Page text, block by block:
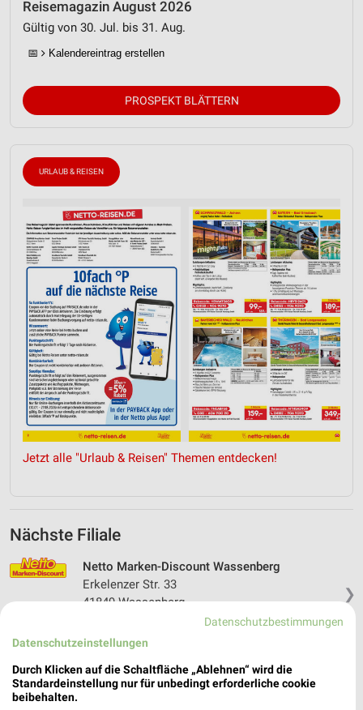
Reisemagazin August 2026
Gültig von 30. Jul. bis 31. Aug.
📅 Kalendereintrag erstellen
PROSPEKT BLÄTTERN
URLAUB & REISEN
Jetzt alle "Urlaub & Reisen" Themen entdecken!
Nächste Filiale
❯
Netto Marken-Discount Wassenberg
Erkelenzer Str. 33
41849 Wassenberg
Heute 07:00 - 21:00 Uhr | Geöffnet
Datenschutzbestimmungen
Datenschutzeinstellungen
Durch Klicken auf die Schaltfläche „Ablehnen“ wird die
Standardeinstellung nur für unbedingt erforderliche cookie
beibehalten.